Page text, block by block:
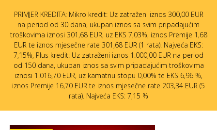
PRIMJER KREDITA: Mikro kredit: Uz zatraženi iznos 300,00 EUR
na period od 30 dana, ukupan iznos sa svim pripadajućim
troškovima iznosi 301,68 EUR, uz EKS 7,03%, iznos Premije 1,68
EUR te iznos mjesečne rate 301,68 EUR (1 rata). Najveća EKS:
7,15%, Plus kredit: Uz zatraženi iznos 1.000,00 EUR na period
od 150 dana, ukupan iznos sa svim pripadajućim troškovima
iznosi 1.016,70 EUR, uz kamatnu stopu 0,00% te EKS 6,96 %,
iznos Premije 16,70 EUR te iznos mjesečne rate 203,34 EUR (5
rata). Najveća EKS: 7,15 %